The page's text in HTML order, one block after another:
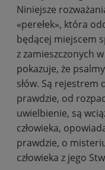
Niniejsze
«perełek», która
będącej miejscem
z zamieszczonych
pokazuje, że
słów. Są rejestrem
prawdzie, od
uwielbienie, są
człowieka,
prawdzie, o
człowieka z jego